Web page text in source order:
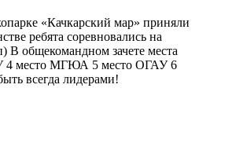
«Качкарский мар» приняли
ребята соревновались на
В общекомандном зачете места
4 место МГЮА 5 место ОГАУ 6
всегда лидерами!